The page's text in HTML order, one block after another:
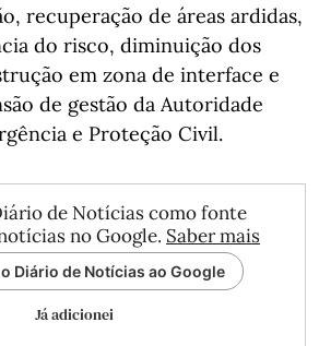
recuperação de áreas ardidas,
do risco, diminuição dos
em zona de interface e
de gestão da Autoridade
e Proteção Civil.
de Notícias como fonte
no Google. Saber mais
Diário de Notícias ao Google
Já adicionei